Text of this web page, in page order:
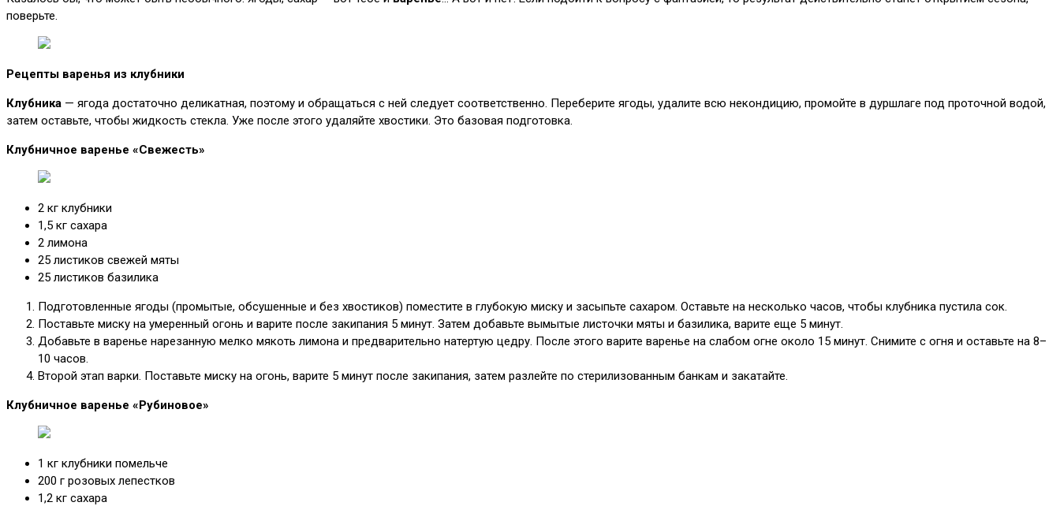
поверьте.
Рецепты варенья из клубники
Клубника — ягода достаточно деликатная, поэтому и обращаться с ней следует соответственно. Переберите ягоды, удалите всю некондицию, промойте в дуршлаге под проточной водой,
затем оставьте, чтобы жидкость стекла. Уже после этого удаляйте хвостики. Это базовая подготовка.
Клубничное варенье «Свежесть»
2 кг клубники
1,5 кг сахара
2 лимона
25 листиков свежей мяты
25 листиков базилика
Подготовленные ягоды (промытые, обсушенные и без хвостиков) поместите в глубокую миску и засыпьте сахаром. Оставьте на несколько часов, чтобы клубника пустила сок.
Поставьте миску на умеренный огонь и варите после закипания 5 минут. Затем добавьте вымытые листочки мяты и базилика, варите еще 5 минут.
Добавьте в варенье нарезанную мелко мякоть лимона и предварительно натертую цедру. После этого варите варенье на слабом огне около 15 минут. Снимите с огня и оставьте на 8–
10 часов.
Второй этап варки. Поставьте миску на огонь, варите 5 минут после закипания, затем разлейте по стерилизованным банкам и закатайте.
Клубничное варенье «Рубиновое»
1 кг клубники помельче
200 г розовых лепестков
1,2 кг сахара